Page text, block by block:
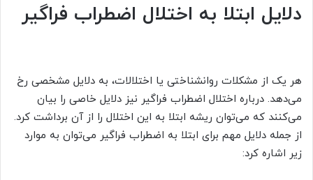
دلایل ابتلا به اختلال اضطراب فراگیر
هر یک از مشکلات روانشناختی یا اختلالات، به دلایل مشخصی رخ
می‌دهد. درباره اختلال اضطراب فراگیر نیز دلایل خاصی را بیان
می‌کنند که می‌توان ریشه ابتلا به این اختلال را از آن برداشت کرد.
از جمله دلایل مهم برای ابتلا به اضطراب فراگیر می‌توان به موارد
زیر اشاره کرد: